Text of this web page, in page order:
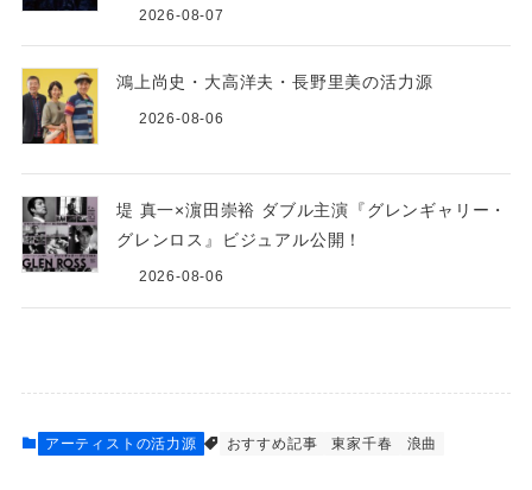
2026-08-07
鴻上尚史・大高洋夫・長野里美の活力源
2026-08-06
堤 真一×濵田崇裕 ダブル主演『グレンギャリー・
グレンロス』ビジュアル公開！
2026-08-06
アーティストの活力源 おすすめ記事 東家千春 浪曲